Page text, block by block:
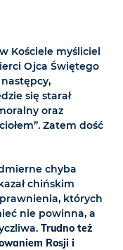
Kościele myśliciel
Ojca Świętego
się starał
oraz
Zatem dość
chyba
chińskim
których
nie powinna, a
Trudno też
Rosji i